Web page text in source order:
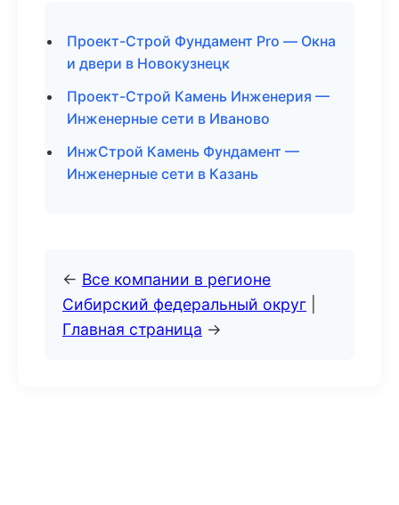
Проект-Строй Фундамент Pro — Окна
и двери в Новокузнецк
Проект-Строй Камень Инженерия —
Инженерные сети в Иваново
ИнжСтрой Камень Фундамент —
Инженерные сети в Казань
← Все компании в регионе
Сибирский федеральный округ
Главная страница →